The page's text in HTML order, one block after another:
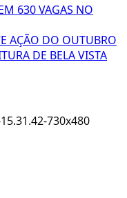
630 VAGAS NO
AÇÃO DO OUTUBRO
DE BELA VISTA